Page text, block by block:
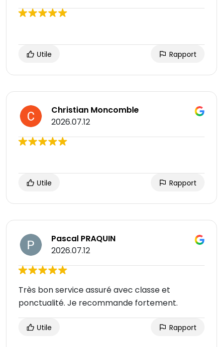
Utile Rapport
Christian Moncomble
2026.07.12
Utile Rapport
Pascal PRAQUIN
2026.07.12
Très bon service assuré avec classe et
ponctualité. Je recommande fortement.
Utile Rapport